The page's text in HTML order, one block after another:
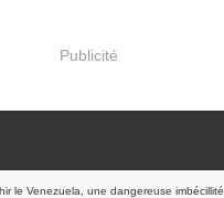
Publicité
le Venezuela, une dangereuse imbécillité